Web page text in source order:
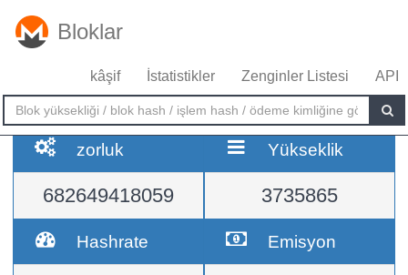
Bloklar
kâşif İstatistikler Zenginler Listesi API
zorluk
682649418059
Yükseklik
3735865
Hashrate Emisyon